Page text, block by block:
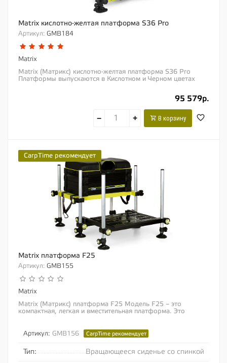
Matrix кислотно-желтая платформа S36 Pro
Артикул: GMB184
Matrix
Matrix (Матрикс) кислотно-желтая платформа S36 Pro
Платформы выпускаются в Кислотном и Черном цветах
95 579р.
− + В корзину
CarpTime рекомендует
Matrix платформа F25
Артикул: GMB155
Matrix
Matrix (Матрикс) платформа F25 Модель F25 – это
компактная, легкая и вместительная платформа. Это
Артикул: GMB156 CarpTime рекомендует
Тип: Вращающееся сиденье со спинкой